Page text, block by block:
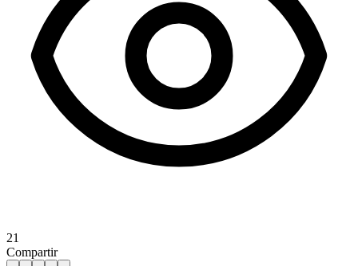
21
Compartir